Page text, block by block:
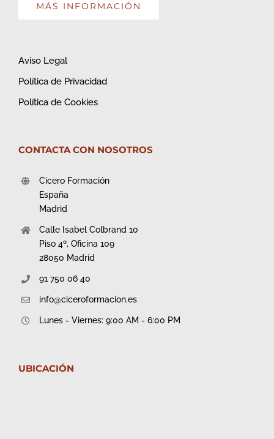
MÁS INFORMACIÓN
Aviso Legal
Política de Privacidad
Política de Cookies
CONTACTA CON NOSOTROS
Cícero Formación
España
Madrid
Calle Isabel Colbrand 10
Piso 4º, Oficina 109
28050 Madrid
91 750 06 40
info@ciceroformacion.es
Lunes - Viernes: 9:00 AM - 6:00 PM
UBICACIÓN